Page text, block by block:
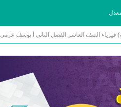
فيزياء الصف العاشر الفصل الثاني أ يوسف عزمي